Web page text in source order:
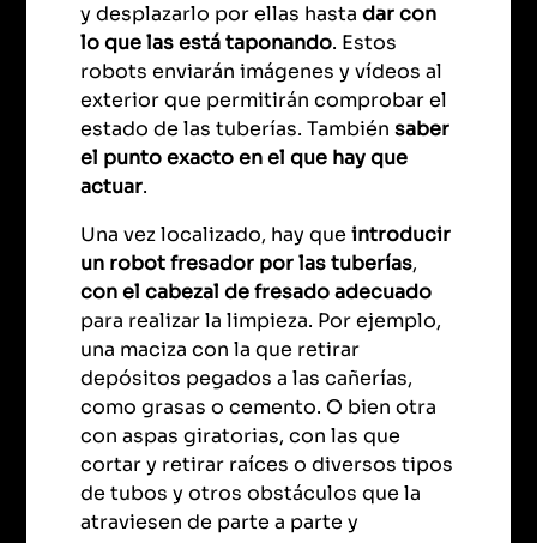
y desplazarlo por ellas hastadar con
lo que las está taponando. Estos
robots enviarán imágenes y vídeos al
exterior que permitirán comprobar el
estado de las tuberías. Tambiénsaber
el punto exacto en el que hay que
actuar.
Una vez localizado, hay queintroducir
un robot fresador por las tuberías,
con el cabezal de fresado adecuado
para realizar la limpieza. Por ejemplo,
una maciza con la que retirar
depósitos pegados a las cañerías,
como grasas o cemento. O bien otra
con aspas giratorias, con las que
cortar y retirar raíces o diversos tipos
de tubos y otros obstáculos que la
atraviesen de parte a parte y